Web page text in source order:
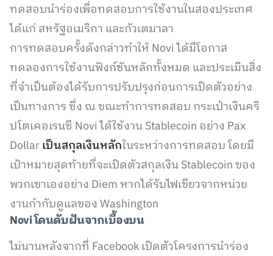
ทดสอบนำร่องเพื่อทดสอบการใช้งานในสองประเทศ
ได้แก่ สหรัฐอเมริกา และกัวเตมาลา
การทดสอบครั้งดังกล่าวทำให้ Novi ได้มีโอกาส
ทดลองการใช้งานฟังก์ชันหลักทั้งหมด และประเมินสิ่ง
ที่จำเป็นต้องได้รับการปรับปรุงก่อนการเปิดตัวอย่าง
เป็นทางการ ซึ่ง ณ ขณะทำการทดสอบ กระเป๋าเงินคริ
ปโตเคอเรนซี Novi ได้ใช้งาน Stablecoin อย่าง Pax
Dollarเป็นสกุลเงินหลักในระหว่างการทดสอบ โดยมี
เป้าหมายสุดท้ายที่จะเปิดตัวสกุลเงิน Stablecoin ของ
พวกเขาเองอย่าง Diem หากได้รับไฟเขียวจากหน่วย
งานกำกับดูแลของ Washington
Noviโดนดับฝันจากเบื้องบน
ไม่นานหลังจากที่ Facebook เปิดตัวโครงการนำร่อง